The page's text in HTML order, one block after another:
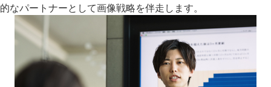
的なパートナーとして画像戦略を伴走します。